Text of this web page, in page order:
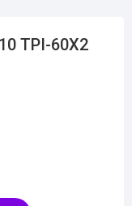
TPI-60X2